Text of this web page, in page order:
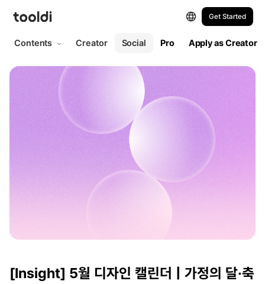
Get Started
Contents Creator Social Pro Apply as Creator
[Insight] 5월 디자인 캘린더 | 가정의 달·축